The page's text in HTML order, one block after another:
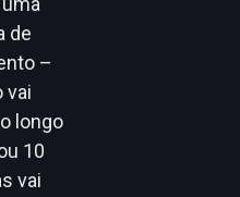
de
–
vai
longo
10
vai